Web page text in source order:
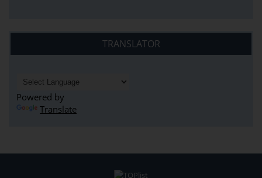
TRANSLATOR
Powered by
Translate